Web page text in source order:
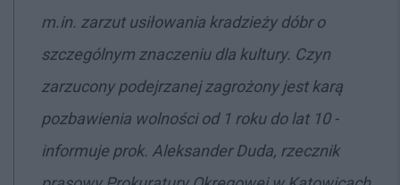
m.in. zarzut usiłowania kradzieży dóbr o
szczególnym znaczeniu dla kultury. Czyn
zarzucony podejrzanej zagrożony jest karą
pozbawienia wolności od 1 roku do lat 10 -
informuje prok. Aleksander Duda, rzecznik